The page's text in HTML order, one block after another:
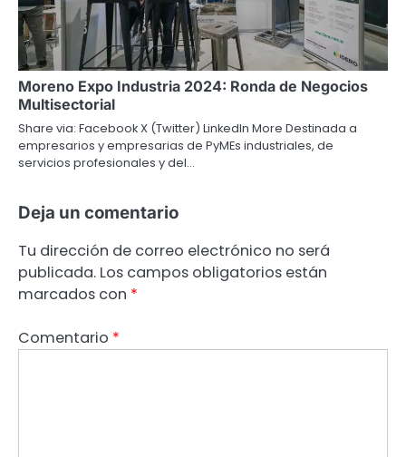
Moreno Expo Industria 2024: Ronda de Negocios
Multisectorial
Share via: Facebook X (Twitter) LinkedIn More Destinada a
empresarios y empresarias de PyMEs industriales, de
servicios profesionales y del…
Deja un comentario
Tu dirección de correo electrónico no será
publicada. Los campos obligatorios están
marcados con *
Comentario *